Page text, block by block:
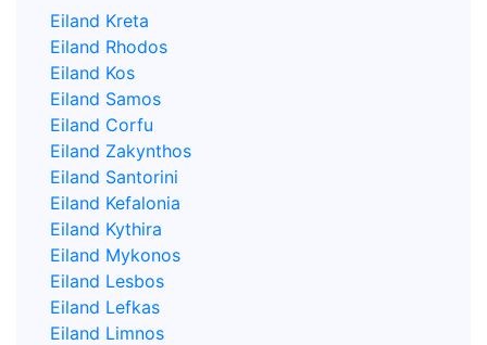
Eiland Kreta
Eiland Rhodos
Eiland Kos
Eiland Samos
Eiland Corfu
Eiland Zakynthos
Eiland Santorini
Eiland Kefalonia
Eiland Kythira
Eiland Mykonos
Eiland Lesbos
Eiland Lefkas
Eiland Limnos